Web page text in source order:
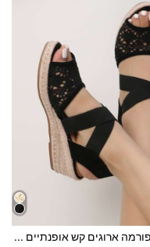
סנדלי פלטפורמה ארוגים קש אופנתיים עם עקב טריז, חופשה קז'ואלית, תלבושות אביב-קיץ